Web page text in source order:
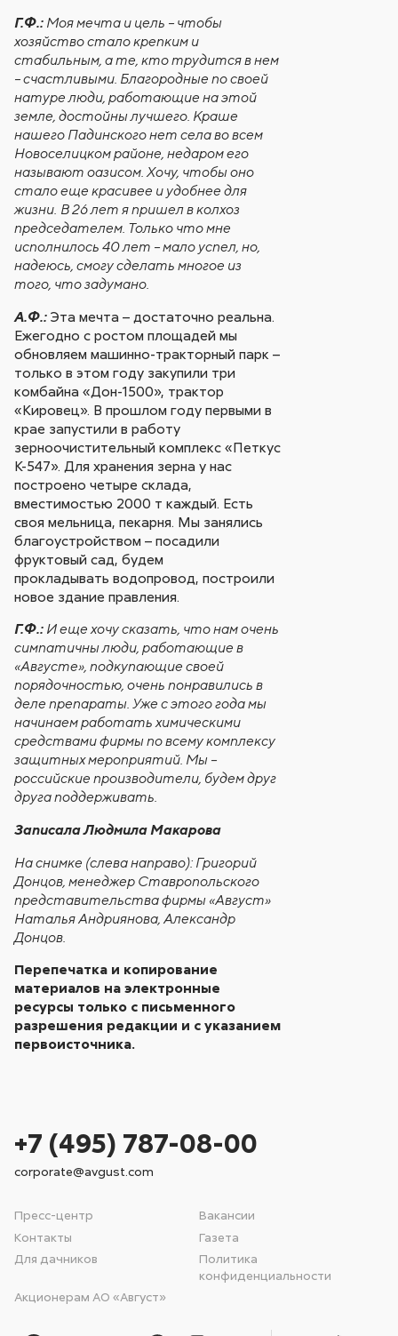
Г.Ф.: Моя мечта и цель – чтобы
хозяйство стало крепким и
стабильным, а те, кто трудится в нем
– счастливыми. Благородные по своей
натуре люди, работающие на этой
земле, достойны лучшего. Краше
нашего Падинского нет села во всем
Новоселицком районе, недаром его
называют оазисом. Хочу, чтобы оно
стало еще красивее и удобнее для
жизни. В 26 лет я пришел в колхоз
председателем. Только что мне
исполнилось 40 лет – мало успел, но,
надеюсь, смогу сделать многое из
того, что задумано.
А.Ф.: Эта мечта – достаточно реальна.
Ежегодно с ростом площадей мы
обновляем машинно-тракторный парк –
только в этом году закупили три
комбайна «Дон-1500», трактор
«Кировец». В прошлом году первыми в
крае запустили в работу
зерноочистительный комплекс «Петкус
К-547». Для хранения зерна у нас
построено четыре склада,
вместимостью 2000 т каждый. Есть
своя мельница, пекарня. Мы занялись
благоустройством – посадили
фруктовый сад, будем
прокладывать водопровод, построили
новое здание правления.
Г.Ф.: И еще хочу сказать, что нам очень
симпатичны люди, работающие в
«Августе», подкупающие своей
порядочностью, очень понравились в
деле препараты. Уже с этого года мы
начинаем работать химическими
средствами фирмы по всему комплексу
защитных мероприятий. Мы –
российские производители, будем друг
друга поддерживать.
Записала Людмила Макарова
На снимке (слева направо): Григорий
Донцов, менеджер Ставропольского
представительства фирмы «Август»
Наталья Андриянова, Александр
Донцов.
Перепечатка и копирование
материалов на электронные
ресурсы только с письменного
разрешения редакции и с указанием
первоисточника.
Пресс-центр
Вакансии
Контакты
Газета
Для дачников
Политика
конфиденциальности
Акционерам АО «Август»
+7 (495) 787-08-00
corporate@avgust.com